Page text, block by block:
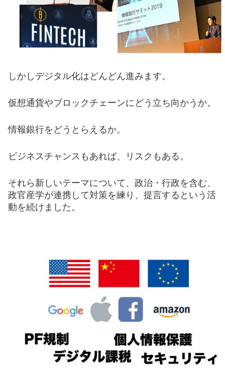
しかしデジタル化はどんどん進みま す。
仮想通貨やブロックチェーンにどう立ち向かうか。
情報銀行を どうとらえるか。
ビジネスチャンスもあれば、リスクもある。
それら新し いテーマについて、政治・行政を含む、
政官産学が連携して対策を練り 、提言するという活
動を続けました。